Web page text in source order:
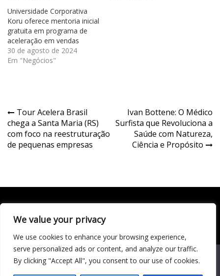
We value your privacy
We use cookies to enhance your browsing experience,
serve personalized ads or content, and analyze our traffic.
By clicking "Accept All", you consent to our use of cookies.
Universidade Corporativa
Koru oferece mentoria inicial
gratuita em programa de
aceleração em vendas
30 de agosto de 2024
Em "Negócios"
Navegação
de
Post
Tour Acelera Brasil
chega a Santa Maria (RS)
com foco na reestruturação
de pequenas empresas
Ivan Bottene: O Médico
Surfista que Revoluciona a
Saúde com Natureza,
Ciência e Propósito
Todo conteúdo publicado neste portal, incluindo textos,
responsabilidade do autor. © 2020 - 2024 Todos os direitos
reservados ao site Matéria Livre Royale News by
Themebeez
Economia
We use cookies to ensure that we give you the best
experience on our website. If you continue to use this site we